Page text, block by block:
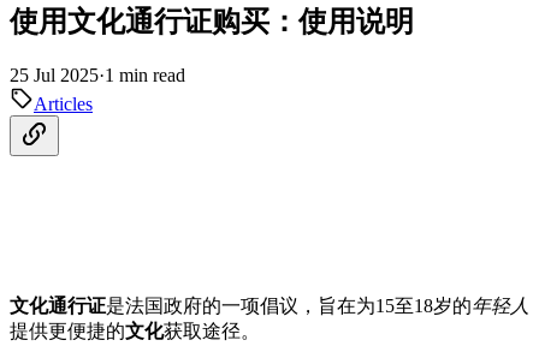
使用文化通行证购买：使用说明
25 Jul 2025·1 min read
Articles
文化通行证是法国政府的一项倡议，旨在为15至18岁的年轻人
提供更便捷的文化获取途径。